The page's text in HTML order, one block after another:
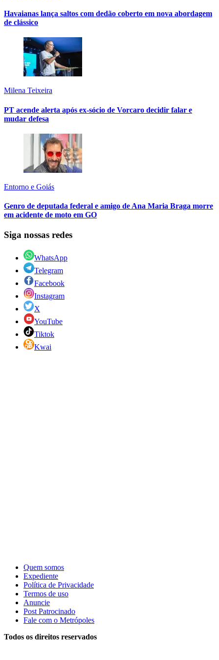
Havaianas lança saltos com dedão coberto em nova abordagem
de clássico
Milena Teixeira
PT acende alerta após ex-sócio de Vorcaro decidir falar e
mudar defesa
Entorno e Goiás
Genro de deputada federal e amigo de Ana Maria Braga morre
em acidente de moto em GO
Siga nossas redes
WhatsApp
Telegram
Facebook
Instagram
X
YouTube
Tiktok
Kwai
Quem somos
Expediente
Política de Privacidade
Termos de uso
Anuncie
Post Patrocinado
Fale com o Metrópoles
Todos os direitos reservados